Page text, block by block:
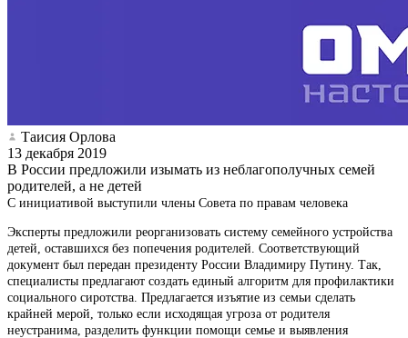
Таисия Орлова
13 декабря 2019
В России предложили изымать из неблагополучных семей
родителей, а не детей
С инициативой выступили члены Совета по правам человека
Эксперты предложили реорганизовать систему семейного устройства
детей, оставшихся без попечения родителей. Соответствующий
документ был передан президенту России Владимиру Путину. Так,
специалисты предлагают создать единый алгоритм для профилактики
социального сиротства. Предлагается изъятие из семьи сделать
крайней мерой, только если исходящая угроза от родителя
неустранима, разделить функции помощи семье и выявления